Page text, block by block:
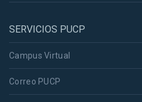
SERVICIOS PUCP
Campus Virtual
Correo PUCP